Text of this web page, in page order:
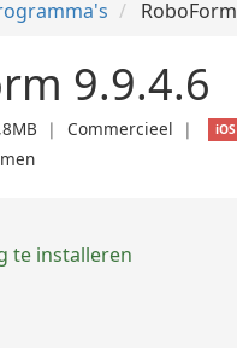
RoboForm
9.9.4.6
❘ Commercieel ❘ iOS
te installeren